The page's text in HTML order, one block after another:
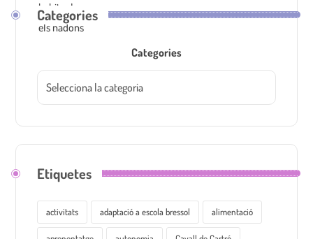
Categories
Categories
Etiquetes
activitats adaptació a escola bressol alimentació